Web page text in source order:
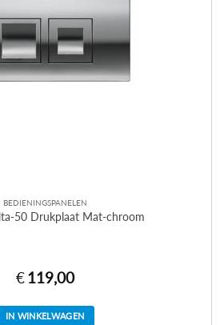
BEDIENINGSPANELEN
50 Drukplaat Mat-chroom
€ 119,00
IN WINKELWAGEN